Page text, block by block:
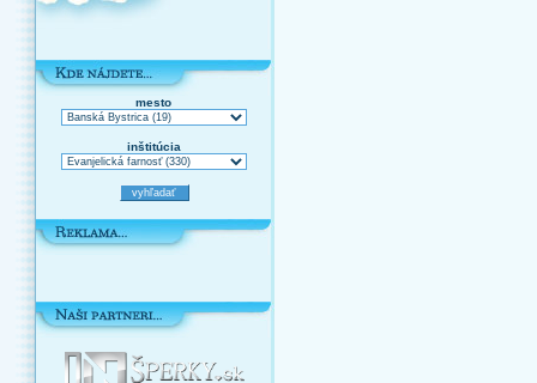
mesto
inštitúcia